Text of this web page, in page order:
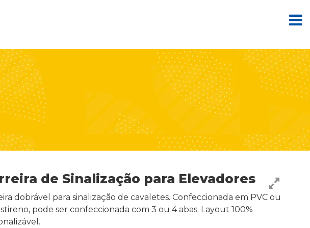
de Sinalização para Elevadores
dobrável para sinalização de cavaletes. Confeccionada em PVC ou
pode ser confeccionada com 3 ou 4 abas. Layout 100%